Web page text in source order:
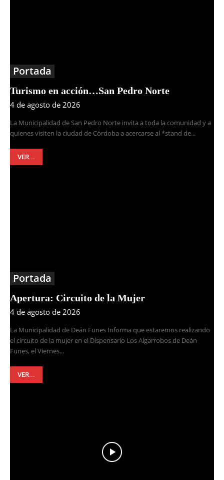
Portada
Turismo en acción…San Pedro Norte
4 de agosto de 2026
La Municipalidad de San Pedro Norte invita a toda la comunidad y a
quienes visiten la ciudad de Córdoba a acercarse al *stand de...
VER...
Portada
Apertura: Circuito de la Mujer
4 de agosto de 2026
La Municipalidad de Deán Funes Informa que estaremos realizando
el circuito de la mujer en el Dispensario Los Algarrobos de Deán
Funes, el Viernes...
VER...